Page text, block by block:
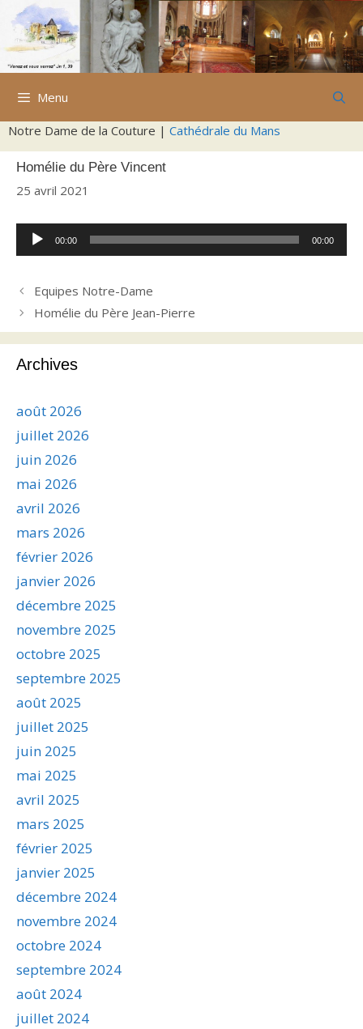
Aller
contenu
Menu
Notre Dame de la Couture | Cathédrale du Mans
Homélie du Père Vincent
25 avril 2021
Lecteur
audio
00:00 00:00
Equipes Notre-Dame
Homélie du Père Jean-Pierre
Archives
août 2026
juillet 2026
juin 2026
mai 2026
avril 2026
mars 2026
février 2026
janvier 2026
décembre 2025
novembre 2025
octobre 2025
septembre 2025
août 2025
juillet 2025
juin 2025
mai 2025
avril 2025
mars 2025
février 2025
janvier 2025
décembre 2024
novembre 2024
octobre 2024
septembre 2024
août 2024
juillet 2024